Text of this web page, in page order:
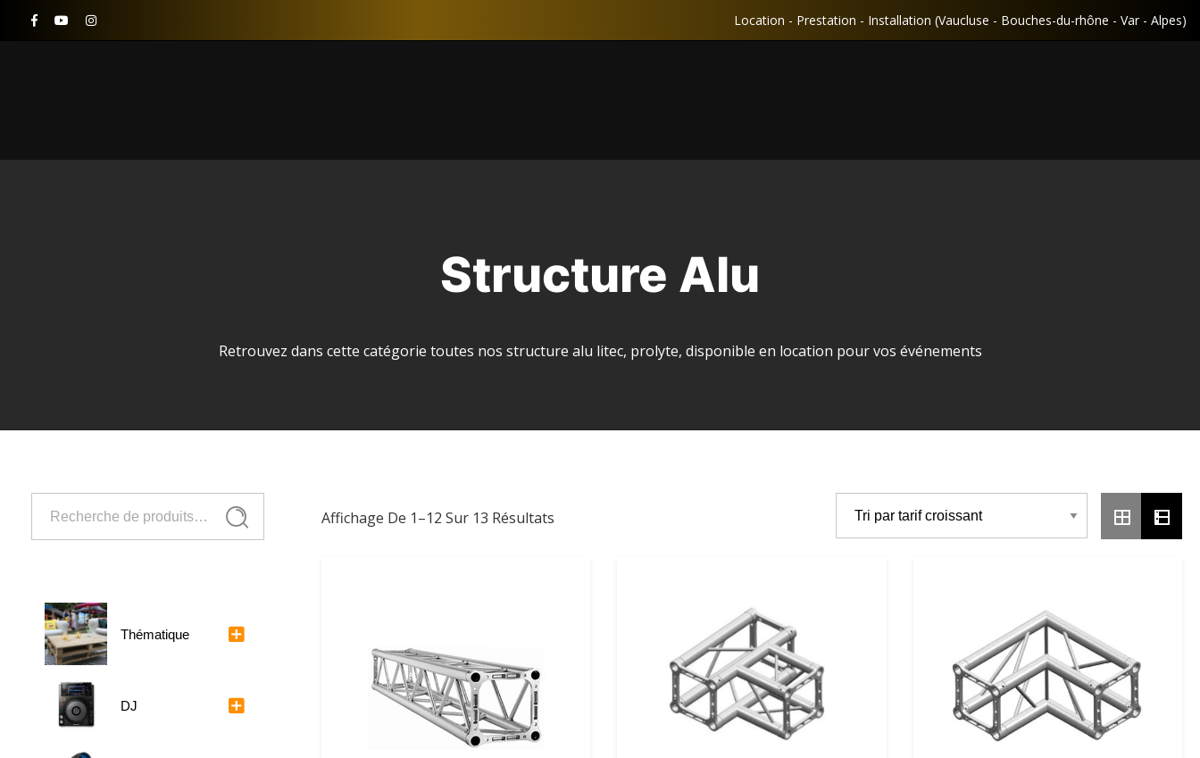
Location - Prestation - Installation (Vaucluse - Bouches-du-rhône - Var - Alpes)
Structure Alu
Retrouvez dans cette catégorie toutes nos structure alu litec, prolyte, disponible en location pour vos événements
pour :
Recherche
Thématique
DJ
Affichage De 1–12 Sur 13 Résultats